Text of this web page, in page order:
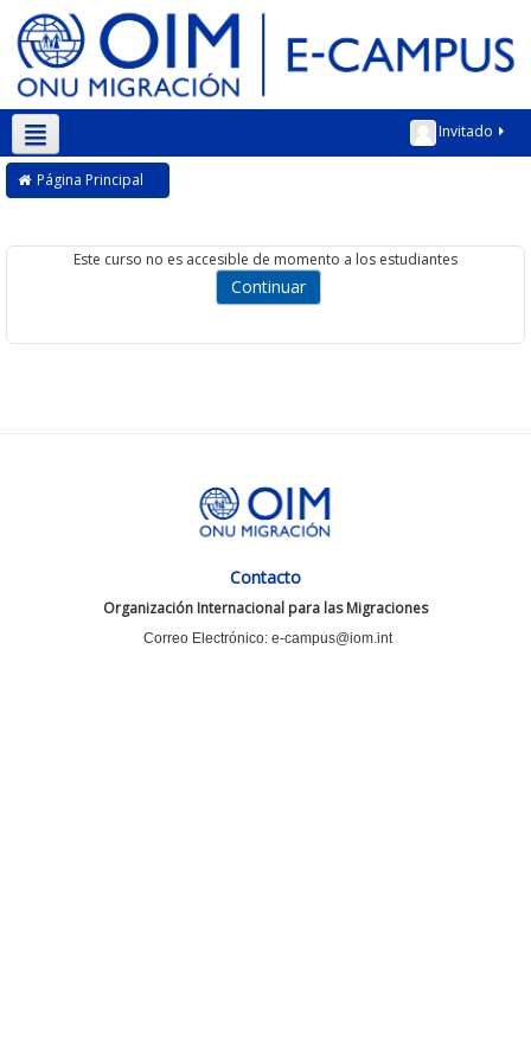
Invitado
Español - Internacional ‎(es)‎
Página Principal
Este curso no es accesible de momento a los estudiantes
Contacto
Organización Internacional para las Migraciones
Correo Electrónico: e-campus@iom.int